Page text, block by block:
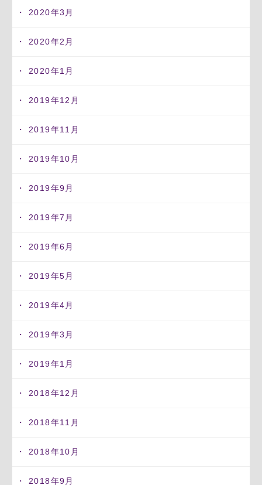
2020年3月
2020年2月
2020年1月
2019年12月
2019年11月
2019年10月
2019年9月
2019年7月
2019年6月
2019年5月
2019年4月
2019年3月
2019年1月
2018年12月
2018年11月
2018年10月
2018年9月